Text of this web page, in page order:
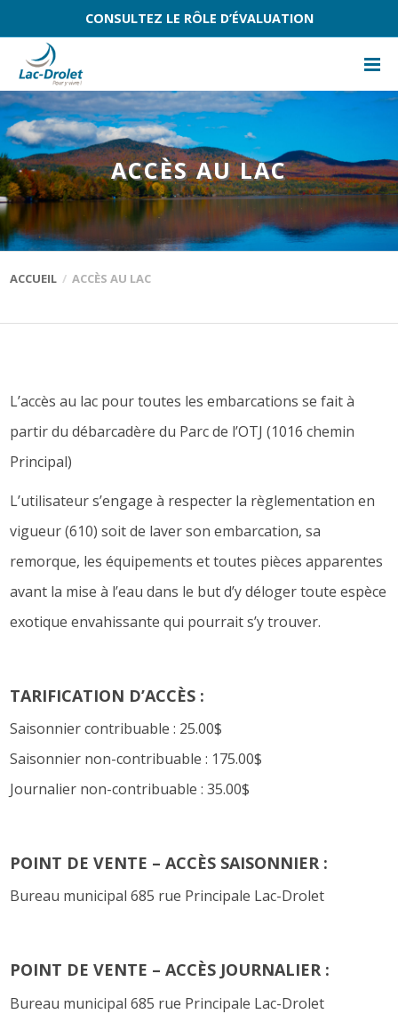
CONSULTEZ LE RÔLE D’ÉVALUATION
ACCÈS AU LAC
ACCUEIL ACCÈS AU LAC
L’accès au lac pour toutes les embarcations se fait à
partir du débarcadère du Parc de l’OTJ (1016 chemin
Principal)
L’utilisateur s’engage à respecter la règlementation en
vigueur (610) soit de laver son embarcation, sa
remorque, les équipements et toutes pièces apparentes
avant la mise à l’eau dans le but d’y déloger toute espèce
exotique envahissante qui pourrait s’y trouver.
TARIFICATION D’ACCÈS :
Saisonnier contribuable : 25.00$
Saisonnier non-contribuable : 175.00$
Journalier non-contribuable : 35.00$
POINT DE VENTE – ACCÈS SAISONNIER :
Bureau municipal 685 rue Principale Lac-Drolet
POINT DE VENTE – ACCÈS JOURNALIER :
Bureau municipal 685 rue Principale Lac-Drolet